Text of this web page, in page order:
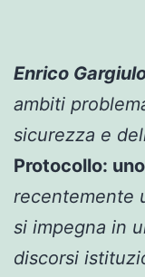
Enrico
ambiti
sicurezza e
Protocollo:
recentemente
si impegna in
discorsi